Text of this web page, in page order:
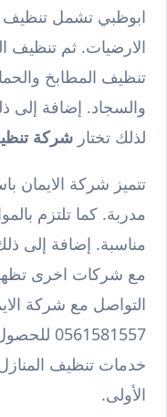
ابوظبي تشمل تنظيف
الارضيات. ثم تنظيف
تنظيف المطابخ
والسجاد. إضافة إلى
لذلك تختار شركة
تتميز شركة الايمان
مدربة. كما تلتزم
مناسبة. إضافة إلى
مع شركات اخرى
التواصل مع شركة
خدمات تنظيف المنازل
الأولى.